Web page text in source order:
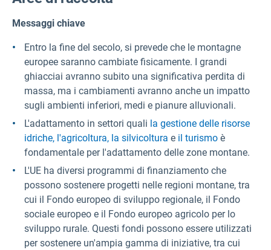
Messaggi chiave
Entro la fine del secolo, si prevede che le montagne
europee saranno cambiate fisicamente. I grandi
ghiacciai avranno subito una significativa perdita di
massa, ma i cambiamenti avranno anche un impatto
sugli ambienti inferiori, medi e pianure alluvionali.
L'adattamento in settori quali la gestione delle risorse
idriche, l'agricoltura, la silvicoltura e il turismo è
fondamentale per l'adattamento delle zone montane.
L'UE ha diversi programmi di finanziamento che
possono sostenere progetti nelle regioni montane, tra
cui il Fondo europeo di sviluppo regionale, il Fondo
sociale europeo e il Fondo europeo agricolo per lo
sviluppo rurale. Questi fondi possono essere utilizzati
per sostenere un'ampia gamma di iniziative, tra cui